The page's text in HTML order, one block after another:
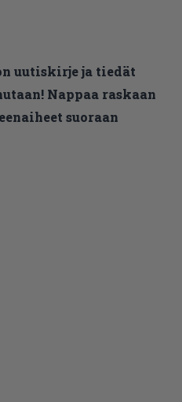
uutiskirje ja tiedät
Nappaa raskaan
suoraan